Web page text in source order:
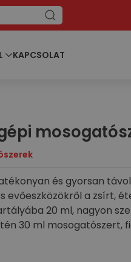
KAPCSOLAT
és gyorsan
evőeszközökről a zsírt,
20 ml, nagyon
30 ml mosogatószert,
hatékonyság és